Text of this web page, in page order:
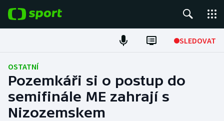
SLEDOVAT
Fotbal
Hokej
Tenis
OSTATNÍ
Pozemkáři si o postup do
semifinále ME zahrají s
Nizozemskem